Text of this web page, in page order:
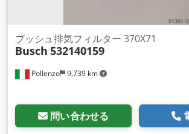
Pollenzo 9,739 km
ブッシュ排気フィルター 370X71
Busch 532140159
問い合わせる